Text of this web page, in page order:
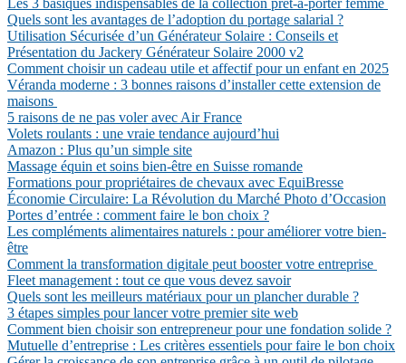
Les 3 basiques indispensables de la collection prêt-à-porter femme
Quels sont les avantages de l’adoption du portage salarial ?
Utilisation Sécurisée d’un Générateur Solaire : Conseils et
Présentation du Jackery Générateur Solaire 2000 v2
Comment choisir un cadeau utile et affectif pour un enfant en 2025
Véranda moderne : 3 bonnes raisons d’installer cette extension de
maisons
5 raisons de ne pas voler avec Air France
Volets roulants : une vraie tendance aujourd’hui
Amazon : Plus qu’un simple site
Massage équin et soins bien-être en Suisse romande
Formations pour propriétaires de chevaux avec EquiBresse
Économie Circulaire: La Révolution du Marché Photo d’Occasion
Portes d’entrée : comment faire le bon choix ?
Les compléments alimentaires naturels : pour améliorer votre bien-
être
Comment la transformation digitale peut booster votre entreprise
Fleet management : tout ce que vous devez savoir
Quels sont les meilleurs matériaux pour un plancher durable ?
3 étapes simples pour lancer votre premier site web
Comment bien choisir son entrepreneur pour une fondation solide ?
Mutuelle d’entreprise : Les critères essentiels pour faire le bon choix